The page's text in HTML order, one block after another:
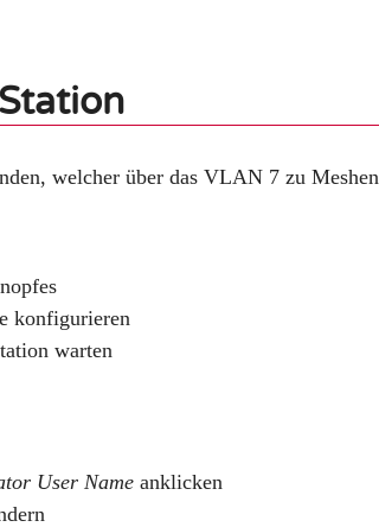
welcher über das VLAN 7 zu Meshen
konfigurieren
warten
User Name anklicken